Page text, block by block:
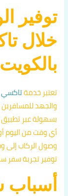
توفير
خلال
بالكويت
تعتبر خدمةتاكسي
والجهد
بسهولة عبر
أي وقت من اليوم
وصول الركاب إلى
توفير تجربة سفر